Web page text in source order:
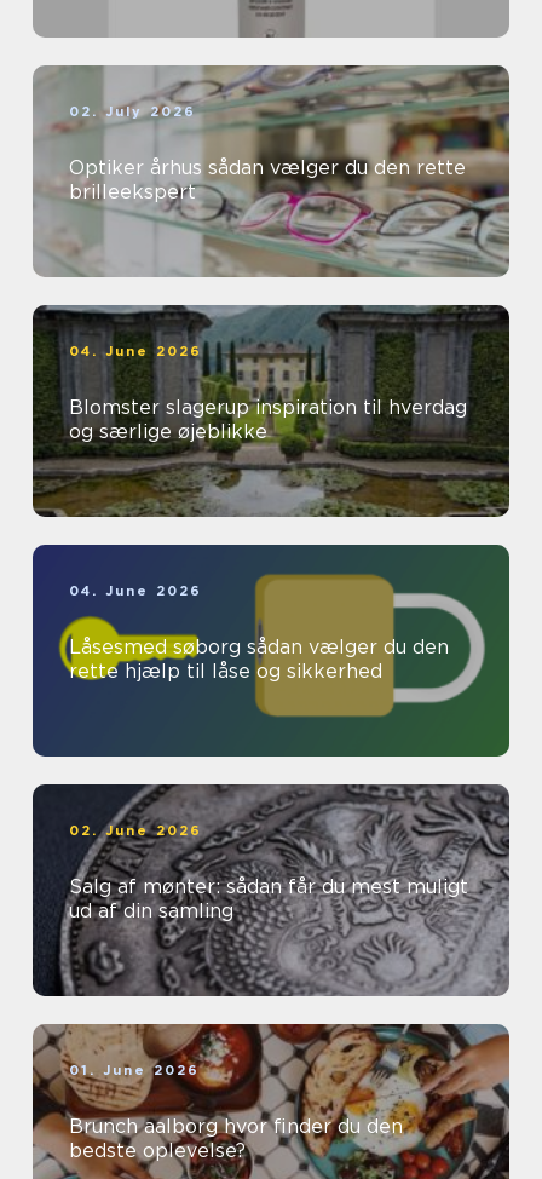
02. July 2026
Optiker århus sådan vælger du den rette
brilleekspert
04. June 2026
Blomster slagerup inspiration til hverdag
og særlige øjeblikke
04. June 2026
Låsesmed søborg sådan vælger du den
rette hjælp til låse og sikkerhed
02. June 2026
Salg af mønter: sådan får du mest muligt
ud af din samling
01. June 2026
Brunch aalborg hvor finder du den
bedste oplevelse?